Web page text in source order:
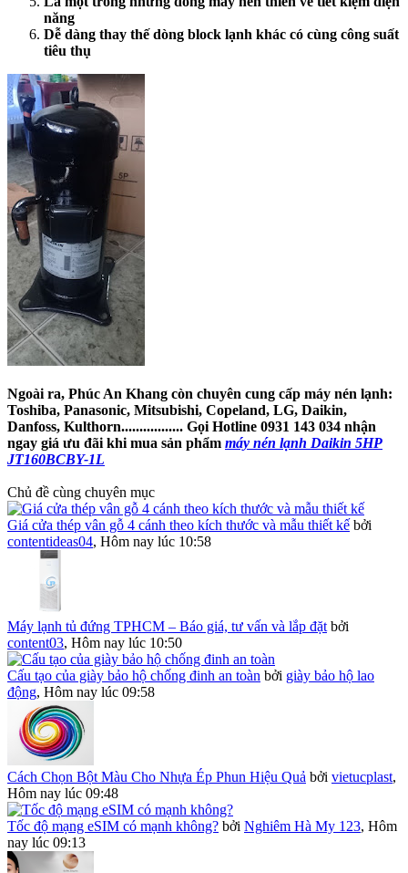
năng
Dễ dàng thay thế dòng block lạnh khác có cùng công suất
tiêu thụ
Ngoài ra, Phúc An Khang còn chuyên cung cấp máy nén lạnh:
Toshiba, Panasonic, Mitsubishi, Copeland, LG, Daikin,
Danfoss, Kulthorn................. Gọi Hotline 0931 143 034 nhận
ngay giá ưu đãi khi mua sản phẩm máy nén lạnh Daikin 5HP
JT160BCBY-1L
Chủ đề cùng chuyên mục
Giá cửa thép vân gỗ 4 cánh theo kích thước và mẫu thiết kế bởi
contentideas04, Hôm nay lúc 10:58
Máy lạnh tủ đứng TPHCM – Báo giá, tư vấn và lắp đặt bởi
content03, Hôm nay lúc 10:50
Cấu tạo của giày bảo hộ chống đinh an toàn bởi giày bảo hộ lao
động, Hôm nay lúc 09:58
Cách Chọn Bột Màu Cho Nhựa Ép Phun Hiệu Quả bởi vietucplast,
Hôm nay lúc 09:48
Tốc độ mạng eSIM có mạnh không? bởi Nghiêm Hà My 123, Hôm
nay lúc 09:13